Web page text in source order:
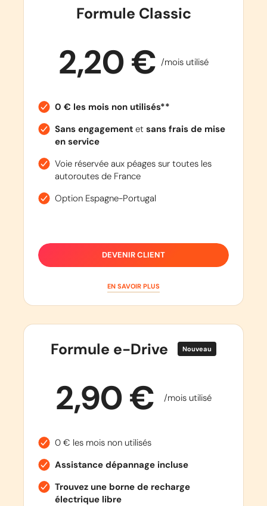
Formule Classic
2,20 € /mois utilisé
0 € les mois non utilisés**
Sans engagementet sans frais de mise
en service
Voie réservée aux péages sur toutes les
autoroutes de France
Option Espagne-Portugal
DEVENIR CLIENT
EN SAVOIR PLUS
Formule e-Drive Nouveau
2,90 € /mois utilisé
0 € les mois non utilisés
Assistance dépannage incluse
Trouvez une borne de recharge
électrique libre